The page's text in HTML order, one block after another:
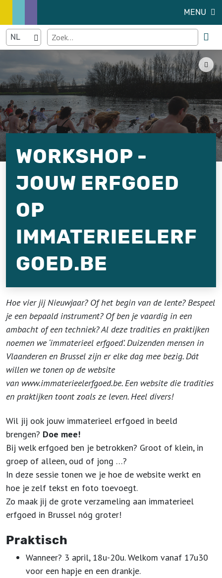
MENU
WORKSHOP -
JOUW ERFGOED
OP
IMMATERIEELERF
GOED.BE
Hoe vier jij Nieuwjaar? Of het begin van de lente? Bespeel
je een bepaald instrument? Of ben je vaardig in een
ambacht of een techniek? Al deze tradities en praktijken
noemen we ‘immaterieel erfgoed’. Duizenden mensen in
Vlaanderen en Brussel zijn er elke dag mee bezig. Dát
willen we tonen op de website
van www.immaterieelerfgoed.be. Een website die tradities
en praktijken toont zoals ze leven. Heel divers!
Wil jij ook jouw immaterieel erfgoed in beeld
brengen? Doe mee!
Bij welk erfgoed ben je betrokken? Groot of klein, in
groep of alleen, oud of jong …?
In deze sessie tonen we je hoe de website werkt en
hoe je zelf tekst en foto toevoegt.
Zo maak jij de grote verzameling aan immaterieel
erfgoed in Brussel nóg groter!
Praktisch
Wanneer? 3 april, 18u-20u. Welkom vanaf 17u30
voor een hapje en een drankje.